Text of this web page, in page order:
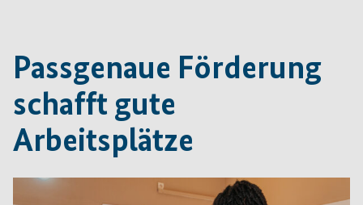
Passgenaue Förderung
schafft gute
Arbeitsplätze